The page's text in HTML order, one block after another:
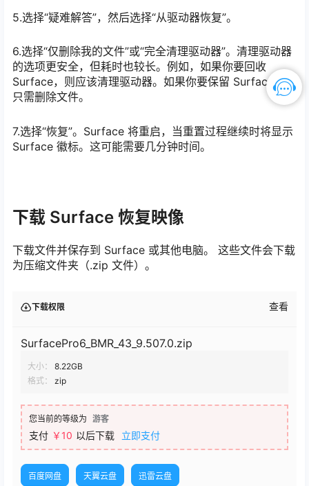
5.选择“疑难解答”，然后选择“从驱动器恢复”。
6.选择“仅删除我的文件”或“完全清理驱动器”。清理驱动器
的选项更安全，但耗时也较长。例如，如果你要回收
Surface，则应该清理驱动器。如果你要保留 Surface，则
只需删除文件。
7.选择“恢复”。Surface 将重启，当重置过程继续时将显示
Surface 徽标。这可能需要几分钟时间。
下载 Surface 恢复映像
下载文件并保存到 Surface 或其他电脑。 这些文件会下载
为压缩文件夹（.zip 文件）。
下载权限 查看
SurfacePro6_BMR_43_9.507.0.zip
大小：
8.22GB
格式：
zip
您当前的等级为 游客
支付 ￥10 以后下载 立即支付
百度网盘 天翼云盘 迅雷云盘